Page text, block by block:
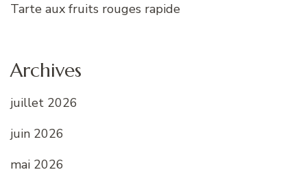
Tarte aux fruits rouges rapide
Archives
juillet 2026
juin 2026
mai 2026